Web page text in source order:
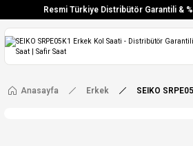
Resmi Türkiye Distribütör Garantili &
Vade Farksız 6
Ücretsiz Kargo
Anasayfa Erkek SEIKO